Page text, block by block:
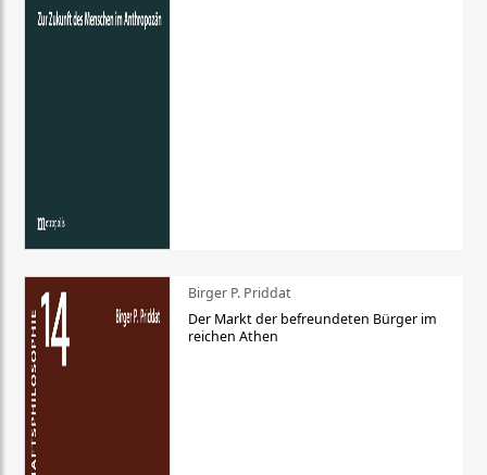
Birger P. Priddat
Der Markt der befreundeten Bürger im
reichen Athen